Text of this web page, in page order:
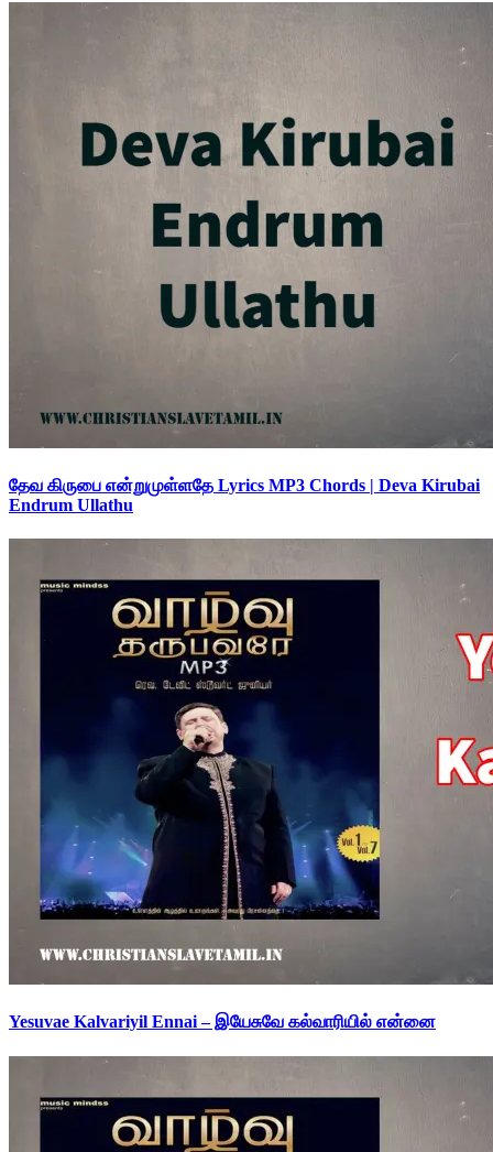
தேவ கிருபை என்றுமுள்ளதே Lyrics MP3 Chords | Deva Kirubai
Endrum Ullathu
Yesuvae Kalvariyil Ennai – இயேசுவே கல்வாரியில் என்னை